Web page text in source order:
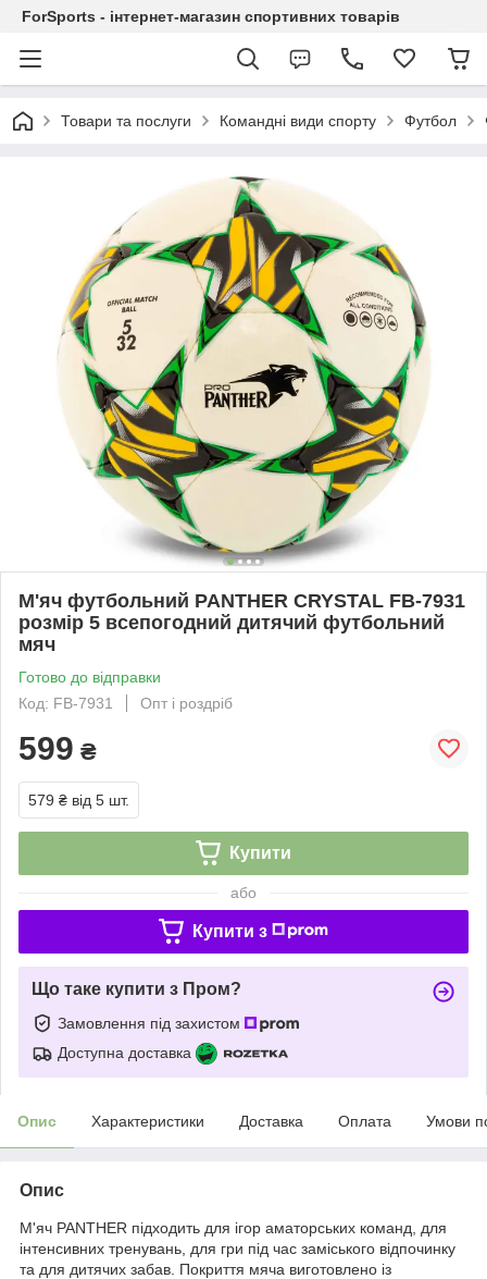
ForSports - інтернет-магазин спортивних товарів
Товари та послуги Командні види спорту Футбол
М'яч футбольний PANTHER CRYSTAL FB-7931
розмір 5 всепогодний дитячий футбольний
мяч
Готово до відправки
Код: FB-7931
Опт і роздріб
599 ₴
579 ₴ від 5 шт.
Купити
або
Купити з
Що таке купити з Пром?
Замовлення під захистом
Доступна доставка
Опис Характеристики Доставка Оплата Умови
Опис
М'яч PANTHER підходить для ігор аматорських команд, для
інтенсивних тренувань, для гри під час заміського відпочинку
та для дитячих забав. Покриття мяча виготовлено із